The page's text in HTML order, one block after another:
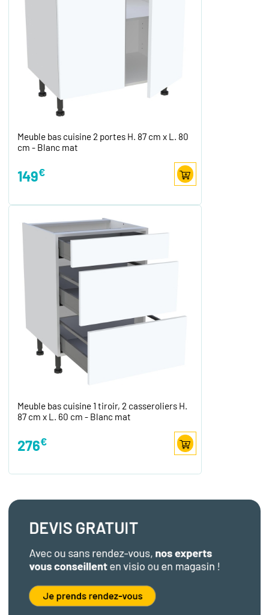
Meuble bas cuisine 2 portes H. 87 cm x L. 80
cm - Blanc mat
149€
Meuble bas cuisine 1 tiroir, 2 casseroliers H.
87 cm x L. 60 cm - Blanc mat
276€